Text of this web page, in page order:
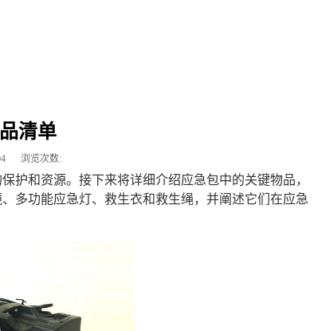
清单
浏览次数:
护和资源。接下来将详细介绍应急包中的关键物品，
多功能应急灯、救生衣和救生绳，并阐述它们在应急